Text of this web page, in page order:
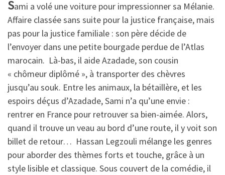
Sami a volé une voiture pour impressionner sa Mélanie.
Affaire classée sans suite pour la justice française, mais
pas pour la justice familiale : son père décide de
l’envoyer dans une petite bourgade perdue de l’Atlas
marocain. Là-bas, il aide Azadade, son cousin
« chômeur diplômé », à transporter des chèvres
jusqu’au souk. Entre les animaux, la bétaillère, et les
espoirs déçus d’Azadade, Sami n’a qu’une envie :
rentrer en France pour retrouver sa bien-aimée. Alors,
quand il trouve un veau au bord d’une route, il y voit son
billet de retour… Hassan Legzouli mélange les genres
pour aborder des thèmes forts et touche, grâce à un
style lisible et classique. Sous couvert de la comédie, il